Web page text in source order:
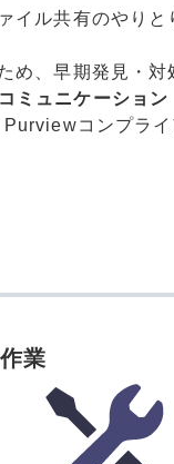
イル共有のやり
め、早期発見・対
ュニケーショ
コンプラ
業